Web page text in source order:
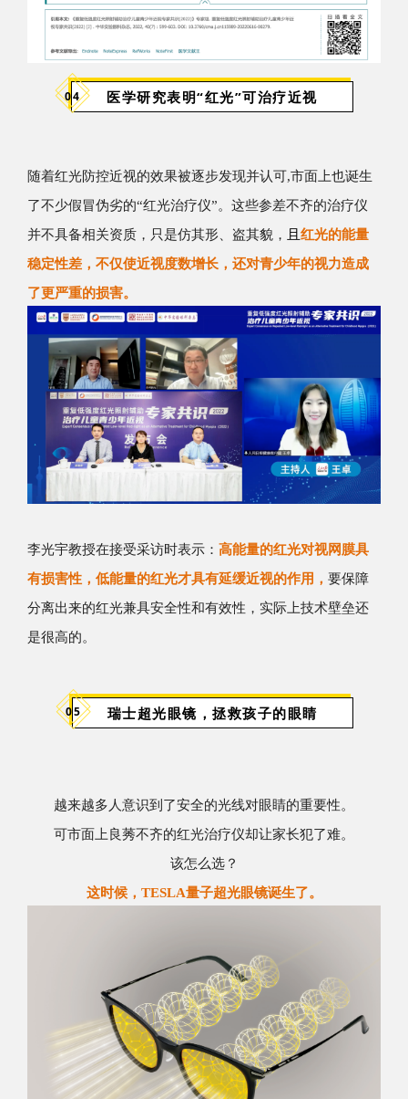
04 医学研究表明“红光”可治疗近视
随着红光防控近视的效果被逐步发现并认可,市面上也诞生
了不少假冒伪劣的“红光治疗仪”。 这些参差不齐的治疗仪
并不具备相关资质，只是仿其形、盗其貌，
且 红光的能量
稳定性差，不仅使近视度数增长，还对青少年的视力造成
了更严重的损害。
李光宇教授在接受采访时表示： 高能量的红光对视网膜具
有损害性，低能量的红光才具有延缓近视的作用， 要保障
分离出来的红光兼具安全性和有效性，实际上技术壁垒还
是很高的。
05 瑞士超光眼镜，拯救孩子的眼睛
越来越多人意识到了安全的光线对眼睛的重要性。
可市面上良莠不齐的红光治疗仪却让家长犯了难。
该怎么选？
这时候，TESLA量子超光眼镜诞生了。